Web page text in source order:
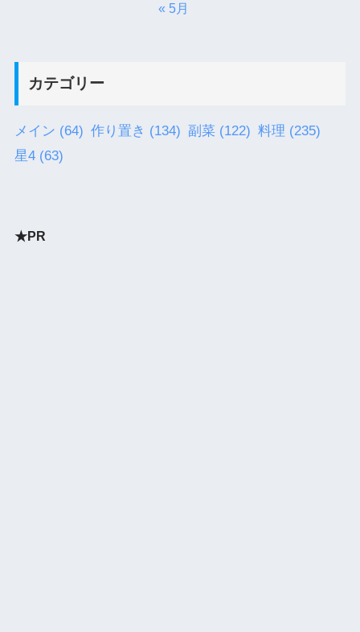
« 5月
カテゴリー
メイン (64) 作り置き (134) 副菜 (122) 料理 (235)
星4 (63)
★PR